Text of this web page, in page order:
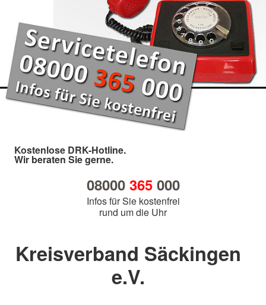
Kostenlose DRK-Hotline.
Wir beraten Sie gerne.
08000 365000
Infos für Sie kostenfrei
rund um die Uhr
Kreisverband Säckingen
e.V.